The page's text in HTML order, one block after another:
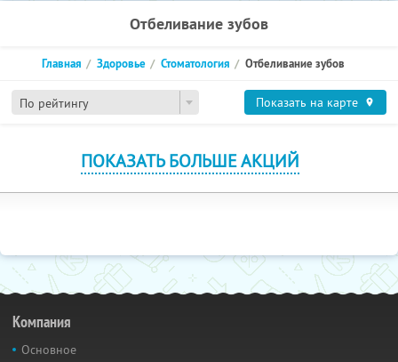
Отбеливание зубов
По рейтингу
Главная Здоровье Стоматология Отбеливание зубов
Показать на карте
ПОКАЗАТЬ БОЛЬШЕ АКЦИЙ
Компания
Основное